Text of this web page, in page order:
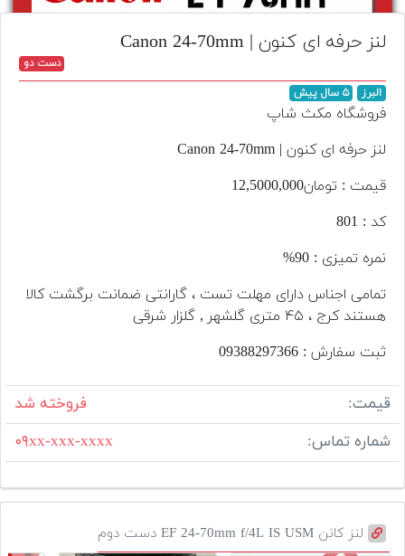
تجهیزات
مکث
افزودن
دست
قیمت
لنز حرفه ای کنون | Canon 24-70mm
دست دو
البرز ۵ سال پیش
فروشگاه مکث شاپ
لنز حرفه ای کنون | Canon 24-70mm
قیمت : تومان12,5000,000
کد : 801
نمره تمیزی : 90%
تمامی اجناس دارای مهلت تست ، گارانتی ضمانت برگشت کالا
هستند کرج ، ۴۵ متری گلشهر , گلزار شرقی
ثبت سفارش : 09388297366
قیمت:
فروخته شد
شماره تماس:
۰۹xx-xxx-xxxx
لنز کانن EF 24-70mm f/4L IS USM دست دوم